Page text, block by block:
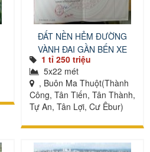
ĐẤT NỀN HẺM ĐƯỜNG
VÀNH ĐAI GẦN BẾN XE
PHÍA NAM
1 tỉ 250 triệu
5x22 mét
, Buôn Ma Thuột(Thành
Công, Tân Tiến, Tân Thành,
Tự An, Tân Lợi, Cư Êbur)